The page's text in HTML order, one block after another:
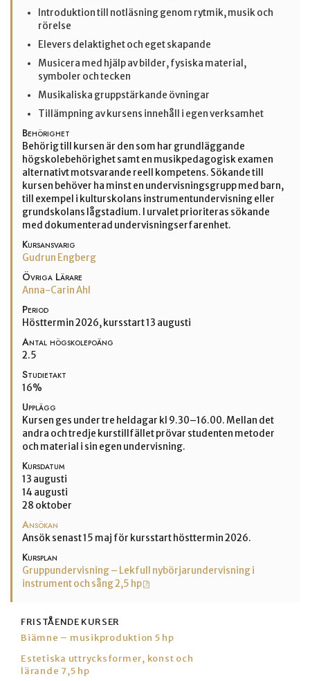
Introduktion till notläsning genom rytmik, musik och
rörelse
Elevers delaktighet och eget skapande
Musicera med hjälp av bilder, fysiska material,
symboler och tecken
Musikaliska gruppstärkande övningar
Tillämpning av kursens innehåll i egen verksamhet
Behörighet
Behörig till kursen är den som har grundläggande
högskolebehörighet samt en musikpedagogisk examen
alternativt motsvarande reell kompetens. Sökande till
kursen behöver ha minst en undervisningsgrupp med barn,
till exempel i kulturskolans instrumentundervisning eller
grundskolans lågstadium. I urvalet prioriteras sökande
med dokumenterad undervisningserfarenhet.
Kursansvarig
Gudrun Engberg
Övriga Lärare
Anna-Carin Ahl
Period
Hösttermin 2026, kursstart 13 augusti
Antal högskolepoäng
2.5
Studietakt
16%
Upplägg
Kursen ges under tre heldagar kl 9.30–16.00. Mellan det
andra och tredje kurstillfället prövar studenten metoder
och material i sin egen undervisning.
Kursdatum
13 augusti
14 augusti
28 oktober
Ansökan
Ansök senast 15 maj för kursstart hösttermin 2026.
Kursplan
Gruppundervisning – Lekfull nybörjarundervisning i
instrument och sång 2,5 hp
FRISTÅENDE KURSER
Biämne – musikproduktion 5 hp
Estetiska uttrycksformer, konst och
lärande 7,5 hp